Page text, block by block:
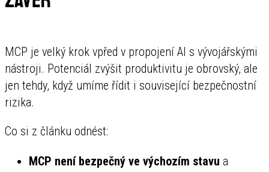
MCP je velký krok vpřed v propojení AI s vývojářskými
nástroji. Potenciál zvýšit produktivitu je obrovský, ale
jen tehdy, když umíme řídit i související bezpečnostní
rizika.
Co si z článku odnést:
MCP není bezpečný ve výchozím stavu a